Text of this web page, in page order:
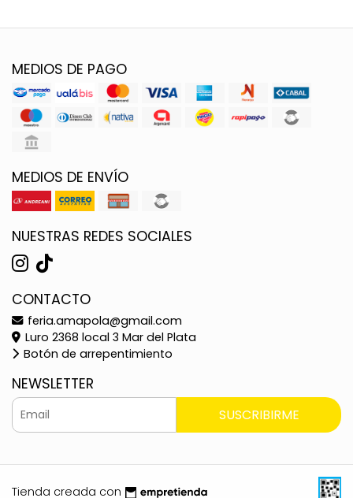
MEDIOS DE PAGO
MEDIOS DE ENVÍO
NUESTRAS REDES SOCIALES
CONTACTO
feria.amapola@gmail.com
Luro 2368 local 3 Mar del Plata
Botón de arrepentimiento
NEWSLETTER
SUSCRIBIRME
Tienda creada con